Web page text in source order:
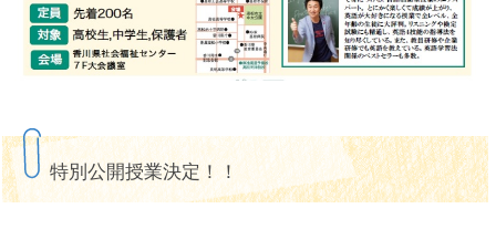
特別公開授業決定！！